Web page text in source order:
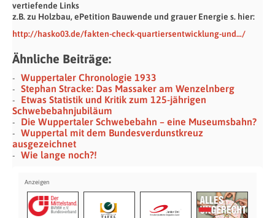
vertiefende Links
z.B. zu Holzbau, ePetition Bauwende und grauer Energie s. hier:
http://hasko03.de/fakten-check-quartiersentwicklung-und…/
Ähnliche Beiträge:
Wuppertaler Chronologie 1933
Stephan Stracke: Das Massaker am Wenzelnberg
Etwas Statistik und Kritik zum 125-jährigen
Schwebebahn­jubiläum
Die Wuppertaler Schwebebahn – eine Museumsbahn?
Wuppertal mit dem Bundesverdunstkreuz
ausgezeichnet
Wie lange noch?!